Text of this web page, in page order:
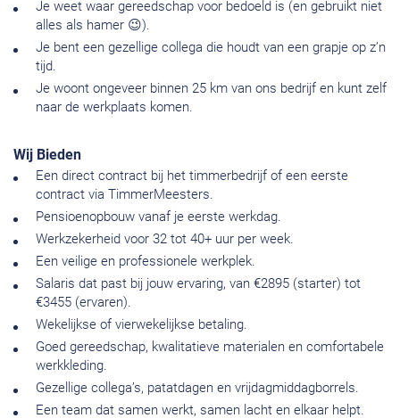
Je weet waar gereedschap voor bedoeld is (en gebruikt niet
alles als hamer 😉).
Je bent een gezellige collega die houdt van een grapje op z’n
tijd.
Je woont ongeveer binnen 25 km van ons bedrijf en kunt zelf
naar de werkplaats komen.
Wij Bieden
Een direct contract bij het timmerbedrijf of een eerste
contract via TimmerMeesters.
Pensioenopbouw vanaf je eerste werkdag.
Werkzekerheid voor 32 tot 40+ uur per week.
Een veilige en professionele werkplek.
Salaris dat past bij jouw ervaring, van €2895 (starter) tot
€3455 (ervaren).
Wekelijkse of vierwekelijkse betaling.
Goed gereedschap, kwalitatieve materialen en comfortabele
werkkleding.
Gezellige collega’s, patatdagen en vrijdagmiddagborrels.
Een team dat samen werkt, samen lacht en elkaar helpt.